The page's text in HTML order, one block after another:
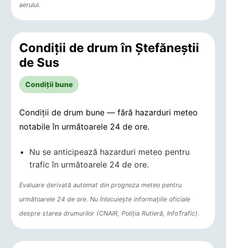
aerului.
Condiții de drum în Ştefăneştii
de Sus
Condiții bune
Condiții de drum bune — fără hazarduri meteo
notabile în următoarele 24 de ore.
Nu se anticipează hazarduri meteo pentru
trafic în următoarele 24 de ore.
Evaluare derivată automat din prognoza meteo pentru
următoarele 24 de ore. Nu înlocuiește informațiile oficiale
despre starea drumurilor (CNAIR, Poliția Rutieră, InfoTrafic).